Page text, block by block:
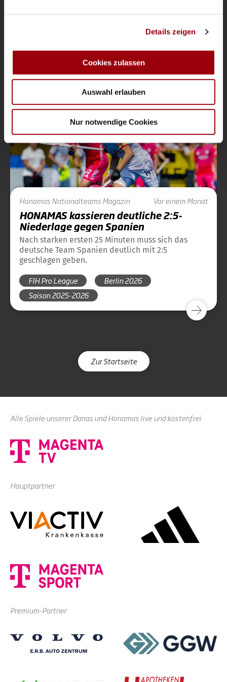
personalisieren, Funktionen für soziale Medien anbieten
soziale Medien, Werbung und Analysen weiter. Unsere
Partner führen diese Informationen möglicherweise mit
weiteren Daten zusammen, die Sie ihnen bereitgestellt
haben oder die sie im Rahmen Ihrer Nutzung der Dienste
Details zeigen
Cookies zulassen
Auswahl erlauben
Nur notwendige Cookies
HonamasNationalteamsMagazin Vor einem Monat
HONAMAS kassieren deutliche 2:5-
Niederlage gegen Spanien
Nach starken ersten 25 Minuten muss sich das
deutsche Team Spanien deutlich mit 2:5
geschlagen geben.
FIH Pro League
Berlin 2026
Saison 2025-2026
Zur Startseite
Alle Spiele unserer Danas und Honamas live und kostenfrei
Hauptpartner
Premium-Partner